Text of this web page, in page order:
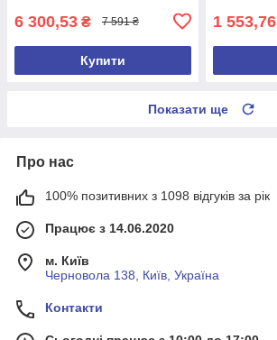
6 300,53 ₴ 7 591 ₴
Купити
1 553,76
Показати ще
Про нас
100% позитивних з 1098 відгуків за рік
Працює з 14.06.2020
м. Київ
Черновола 138, Київ, Україна
Контакти